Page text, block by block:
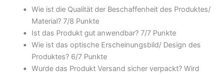
Wie ist die Qualität der Beschaffenheit des Produktes/
Material? 7/8 Punkte
Ist das Produkt gut anwendbar? 7/7 Punkte
Wie ist das optische Erscheinungsbild/ Design des
Produktes? 6/7 Punkte
Wurde das Produkt Versand sicher verpackt? Wird